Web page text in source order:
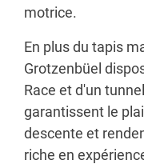
motrice.
En plus du tapis
Grotzenbüel
Race et d'un
garantissent le
descente et
riche en